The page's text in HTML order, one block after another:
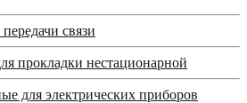
связи
прокладки нестационарной
для электрических приборов